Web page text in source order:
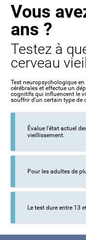
Vous
ans ?
Testez à
cerveau
Test neuropsychologique
cérébrales et effectue un
cognitifs qui influencent le
souffrir d'un certain type de
Évalue l'état actuel
vieillissement.
Pour les adultes de
Le test dure entre 13